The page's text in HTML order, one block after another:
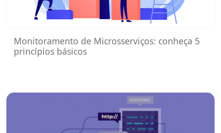
Monitoramento de Microsserviços: conheça 5
princípios básicos